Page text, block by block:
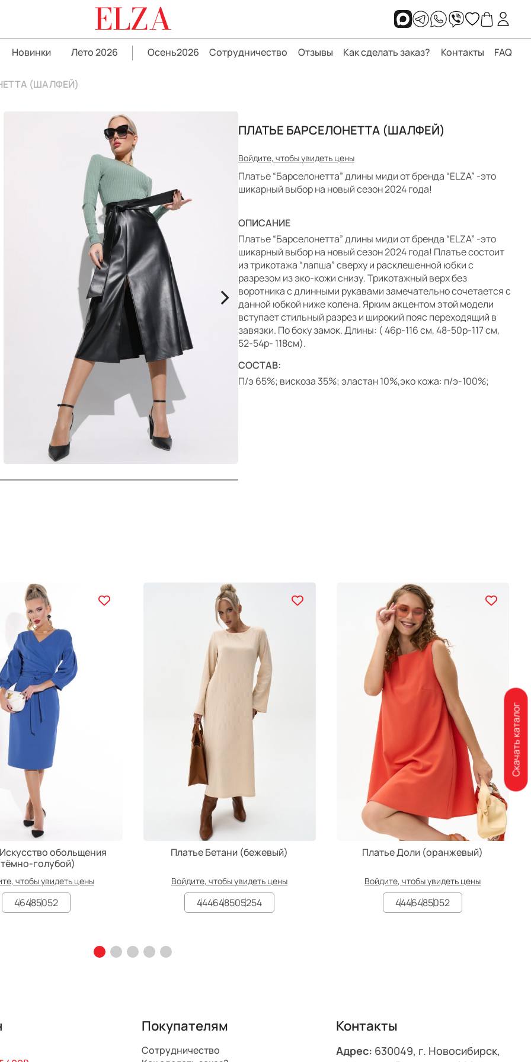
ELZA
Новинки Лето 2026 Осень2026 Сотрудничество Отзывы Как сделать заказ? Контакты FAQ
(ШАЛФЕЙ)
>
ПЛАТЬЕ БАРСЕЛОНЕТТА (ШАЛФЕЙ)
Войдите, чтобы увидеть цены
Платье “Барселонетта” длины миди от бренда “ELZA” -это
шикарный выбор на новый сезон 2024 года!
ОПИСАНИЕ
Платье “Барселонетта” длины миди от бренда “ELZA” -это
шикарный выбор на новый сезон 2024 года! Платье состоит
из трикотажа “лапша” сверху и расклешенной юбки с
разрезом из эко-кожи снизу. Трикотажный верх без
воротника с длинными рукавами замечательно сочетается с
данной юбкой ниже колена. Ярким акцентом этой модели
вступает стильный разрез и широкий пояс переходящий в
завязки. По боку замок. Длины: ( 46р-116 см, 48-50р-117 см,
52-54р- 118см).
СОСТАВ:
П/э 65%; вискоза 35%; эластан 10%,эко кожа: п/э-100%;
обольщения
голубой)
чтобы увидеть цены
46485052
Платье Бетани (бежевый)
Войдите, чтобы увидеть цены
444648505254
Платье Доли (оранжевый)
Войдите, чтобы увидеть цены
4446485052
Покупателям
Сотрудничество
Контакты
Адрес: 630049, г. Новосибирск,
Скачать каталог